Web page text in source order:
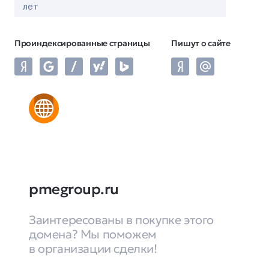
лет
Проиндексированные страницы Пишут о сайте
pmegroup.ru
Заинтересованы в покупке этого
домена? Мы поможем
в организации сделки!